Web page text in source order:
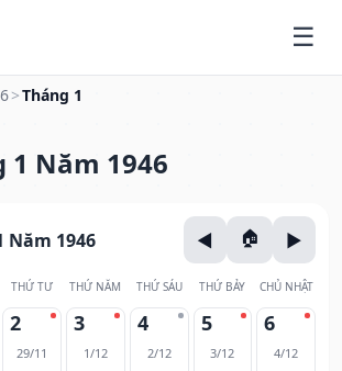
>Tháng 1
1 Năm 1946
Năm 1946
THỨ TƯ THỨ NĂM THỨ SÁU THỨ BẢY CHỦ NHẬT
2
29/11
3
1/12
4
2/12
5
3/12
6
4/12